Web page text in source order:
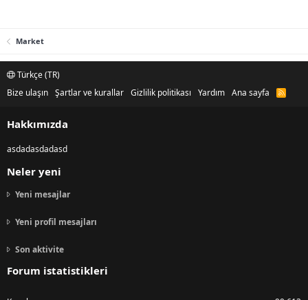
Market
Türkçe (TR)
Bize ulaşın Şartlar ve kurallar Gizlilik politikası Yardım Ana sayfa
R
Hakkımızda
asdadasdadasd
Neler yeni
Yeni mesajlar
Yeni profil mesajları
Son aktivite
Forum istatistikleri